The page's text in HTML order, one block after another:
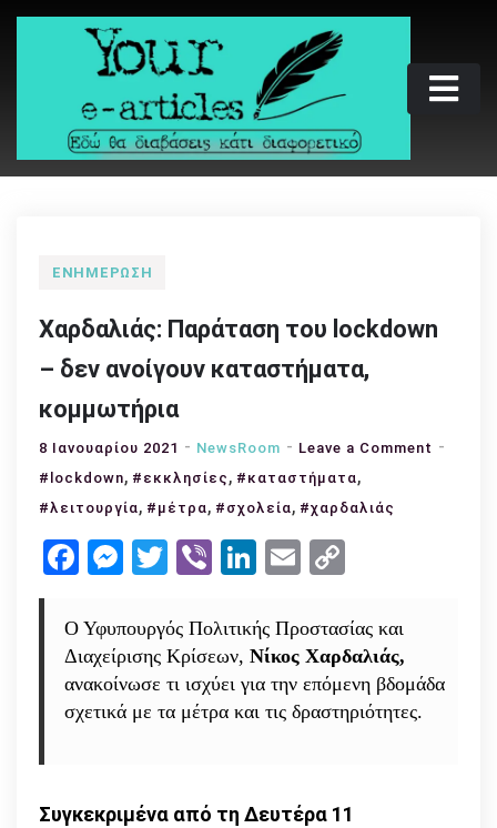
Skip
Your e-articles
Εδώ θα διαβάσεις κάτι διαφορετικό
ΕΝΗΜΈΡΩΣΗ
Χαρδαλιάς: Παράταση του lockdown
– δεν ανοίγουν καταστήματα,
κομμωτήρια
8 Ιανουαρίου 2021 NewsRoom Leave a Comment on
#lockdown, #εκκλησίες , #καταστήματα,
#λειτουργία, #μέτρα, #σχολεία, #χαρδαλιάς
Facebook
Messenger
Twitter
ViberLinkedIn
Email
Ο Υφυπουργός Πολιτικής Προστασίας και
Διαχείρισης Κρίσεων, Νίκος Χαρδαλιάς,
ανακοίνωσε τι ισχύει για την επόμενη βδομάδα
σχετικά με τα μέτρα και τις δραστηριότητες.
Συγκεκριμένα από τη Δευτέρα 11